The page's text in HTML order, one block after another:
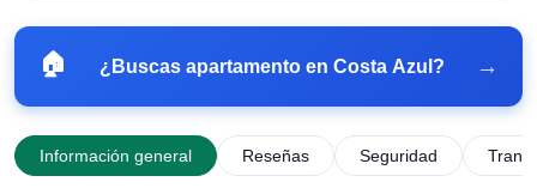
🏠 ¿Buscas apartamento en Costa Azul ? →
Información general Reseñas Seguridad